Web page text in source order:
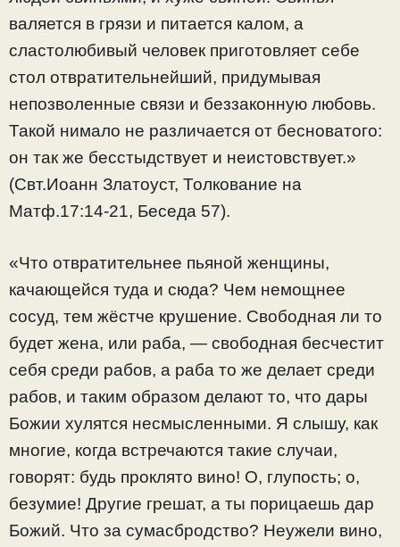
валяется в грязи и питается калом, а
сластолюбивый человек приготовляет себе
стол отвратительнейший, придумывая
непозволенные связи и беззаконную любовь.
Такой нимало не различается от бесноватого:
он так же бесстыдствует и неистовствует.»
(Свт.Иоанн Златоуст, Толкование на
Матф.17:14-21, Беседа 57).
«Что отвратительнее пьяной женщины,
качающейся туда и сюда? Чем немощнее
сосуд, тем жёстче крушение. Свободная ли то
будет жена, или раба, — свободная бесчестит
себя среди рабов, а раба то же делает среди
рабов, и таким образом делают то, что дары
Божии хулятся несмысленными. Я слышу, как
многие, когда встречаются такие случаи,
говорят: будь проклято вино! О, глупость; о,
безумие! Другие грешат, а ты порицаешь дар
Божий. Что за сумасбродство? Неужели вино,